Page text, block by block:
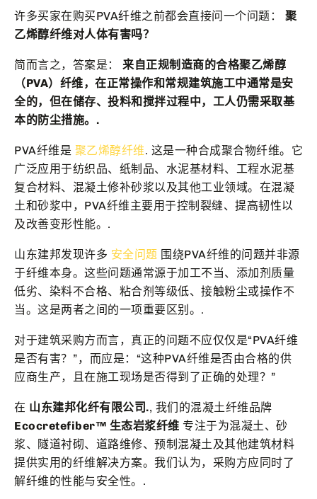
许多买家在购买PVA纤维之前都会直接问一个问题： 聚
乙烯醇纤维对人体有害吗？
简而言之，答案是： 来自正规制造商的合格聚乙烯醇
（PVA）纤维，在正常操作和常规建筑施工中通常是安
全的，但在储存、投料和搅拌过程中，工人仍需采取基
本的防尘措施。.
PVA纤维是 聚乙烯醇纤维. 这是一种合成聚合物纤维。它
广泛应用于纺织品、纸制品、水泥基材料、工程水泥基
复合材料、混凝土修补砂浆以及其他工业领域。在混凝
土和砂浆中，PVA纤维主要用于控制裂缝、提高韧性以
及改善变形性能。.
山东建邦发现许多 安全问题 围绕PVA纤维的问题并非源
于纤维本身。这些问题通常源于加工不当、添加剂质量
低劣、染料不合格、粘合剂等级低、接触粉尘或操作不
当。这是两者之间的一项重要区别。.
对于建筑采购方而言，真正的问题不应仅仅是“PVA纤维
是否有害？”，而应是：“这种PVA纤维是否由合格的供
应商生产，且在施工现场是否得到了正确的处理？”
在 山东建邦化纤有限公司., 我们的混凝土纤维品牌
Ecocretefiber™ 生态岩浆纤维 专注于为混凝土、砂
浆、隧道衬砌、道路维修、预制混凝土及其他建筑材料
提供实用的纤维解决方案。我们认为，采购方应同时了
解纤维的性能与安全性。.